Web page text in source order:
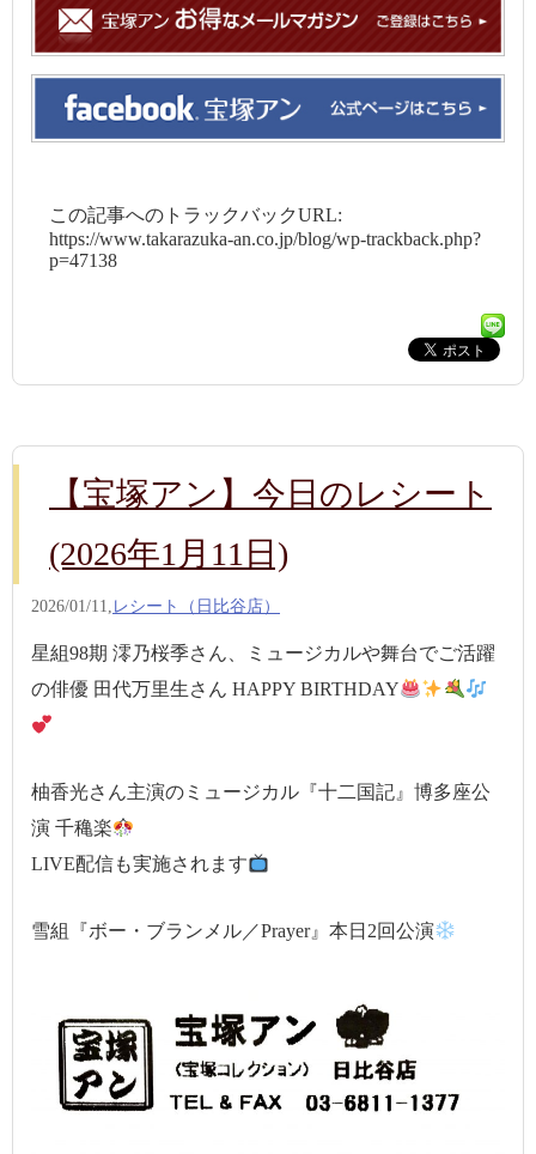
この記事へのトラックバックURL:
https://www.takarazuka-an.co.jp/blog/wp-trackback.php?
p=47138
【宝塚アン】今日のレシート
(2026年1月11日)
2026/01/11, レシート（日比谷店）
星組98期 澪乃桜季さん、ミュージカルや舞台でご活躍
の俳優 田代万里生さん HAPPY BIRTHDAY
柚香光さん主演のミュージカル『十二国記』博多座公
演 千穐楽
LIVE配信も実施されます
雪組『ボー・ブランメル／Prayer』本日2回公演